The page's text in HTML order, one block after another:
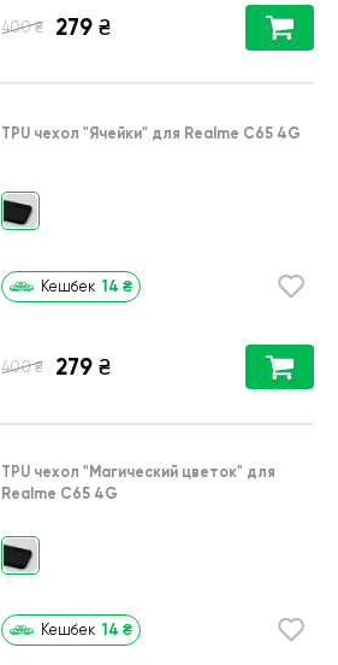
400 ₴ 279 ₴
TPU чехол "Ячейки" для Realme C65 4G
Кешбек 14 ₴
400 ₴ 279 ₴
TPU чехол "Магический цветок" для
Realme C65 4G
Кешбек 14 ₴